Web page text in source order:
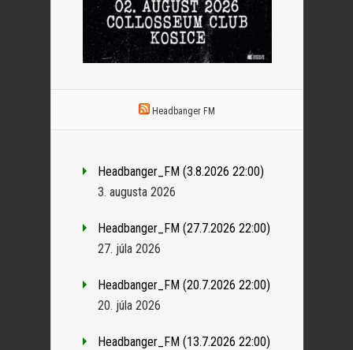
Headbanger FM
Headbanger_FM (3.8.2026 22:00)
3. augusta 2026
Headbanger_FM (27.7.2026 22:00)
27. júla 2026
Headbanger_FM (20.7.2026 22:00)
20. júla 2026
Headbanger_FM (13.7.2026 22:00)